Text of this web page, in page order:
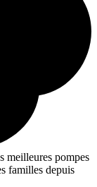
meilleures pompes
familles depuis